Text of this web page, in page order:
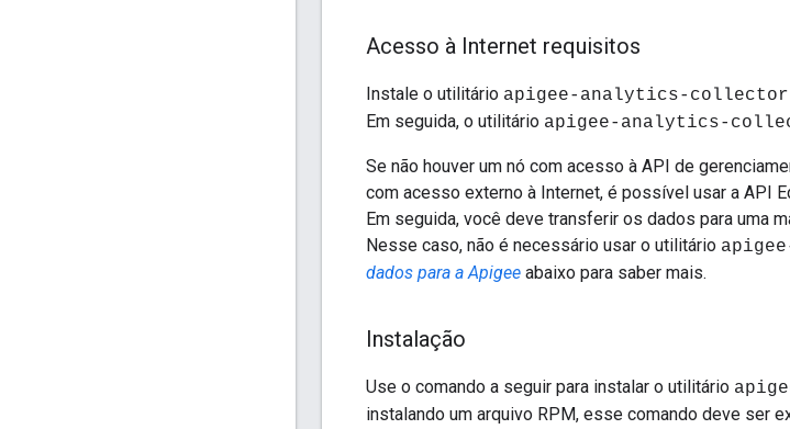
Acesso à Internet requisitos
Instale o utilitário apigee-analytics-collector
Em seguida, o utilitário apigee-analytics-
Se não houver um nó com acesso à API de
com acesso externo à Internet, é possível usar a API
Em seguida, você deve transferir os dados para uma
Nesse caso, não é necessário usar o utilitário
dados para a Apigee abaixo para saber mais.
Instalação
Use o comando a seguir para instalar o utilitário
instalando um arquivo RPM, esse comando deve ser